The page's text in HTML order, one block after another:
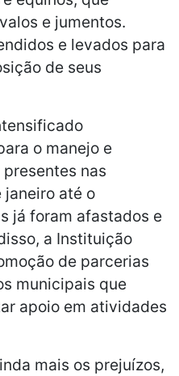
e jumentos.
e levados para
de seus
o manejo e
nas
até o
já foram afastados e
a Instituição
de parcerias
municipais que
apoio em atividades
mais os prejuízos,